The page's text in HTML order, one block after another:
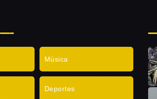
Música
Deportes